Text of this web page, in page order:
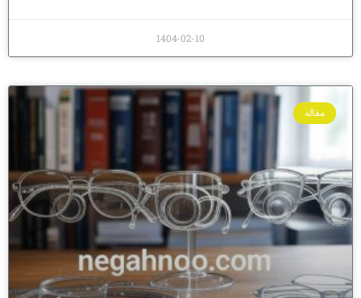
1404-02-10
مقاله